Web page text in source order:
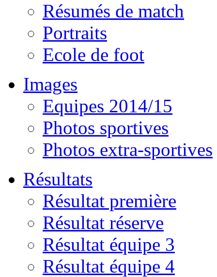
Résumés de match
Portraits
Ecole de foot
Images
Equipes 2014/15
Photos sportives
Photos extra-sportives
Résultats
Résultat première
Résultat réserve
Résultat équipe 3
Résultat équipe 4